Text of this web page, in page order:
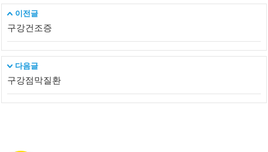
이전글
구강건조증
다음글
구강점막질환